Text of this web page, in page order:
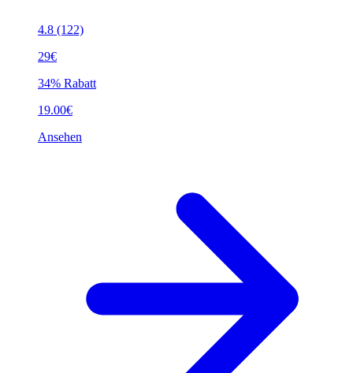
4.8 (122)
29€
34% Rabatt
19.00€
Ansehen